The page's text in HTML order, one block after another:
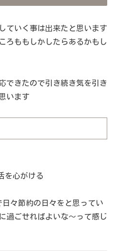
ていく事は出来たと思います
ろももしかしたらあるかもし
できたので引き続き気を引き
います
を心がける
々節約の日々をと思ってい
過ごせればよいな～って感じ